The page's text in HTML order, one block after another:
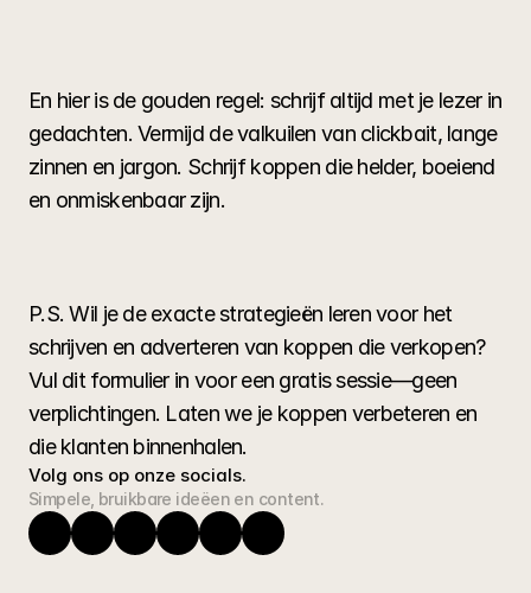
En hier is de gouden regel: schrijf altijd met je lezer in
gedachten. Vermijd de valkuilen van clickbait, lange
zinnen en jargon. Schrijf koppen die helder, boeiend
en onmiskenbaar zijn.
P.S. Wil je de exacte strategieën leren voor het
schrijven en adverteren van koppen die verkopen?
Vul dit formulier in voor een gratis sessie—geen
verplichtingen. Laten we je koppen verbeteren en
die klanten binnenhalen.
Volg ons op onze socials.
Simpele, bruikbare ideëen en content.